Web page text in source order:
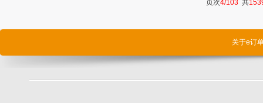
页次4/103 共
关于e订